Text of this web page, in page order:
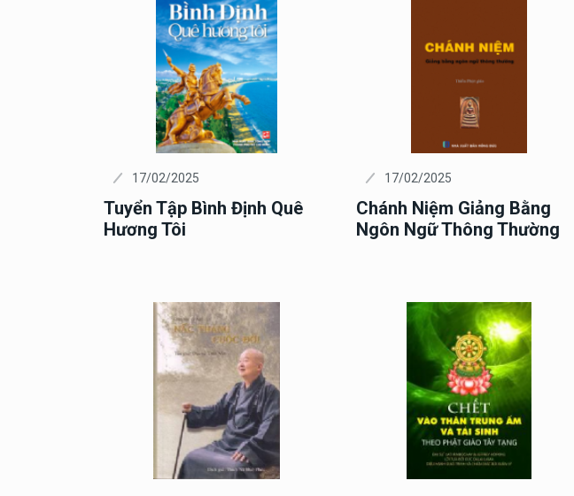
17/02/2025
Tuyển Tập Bình Định Quê
Hương Tôi
17/02/2025
Chánh Niệm Giảng Bằng
Ngôn Ngữ Thông Thường